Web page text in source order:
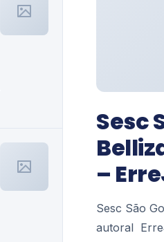
Sesc
–
Sesc São
autoral